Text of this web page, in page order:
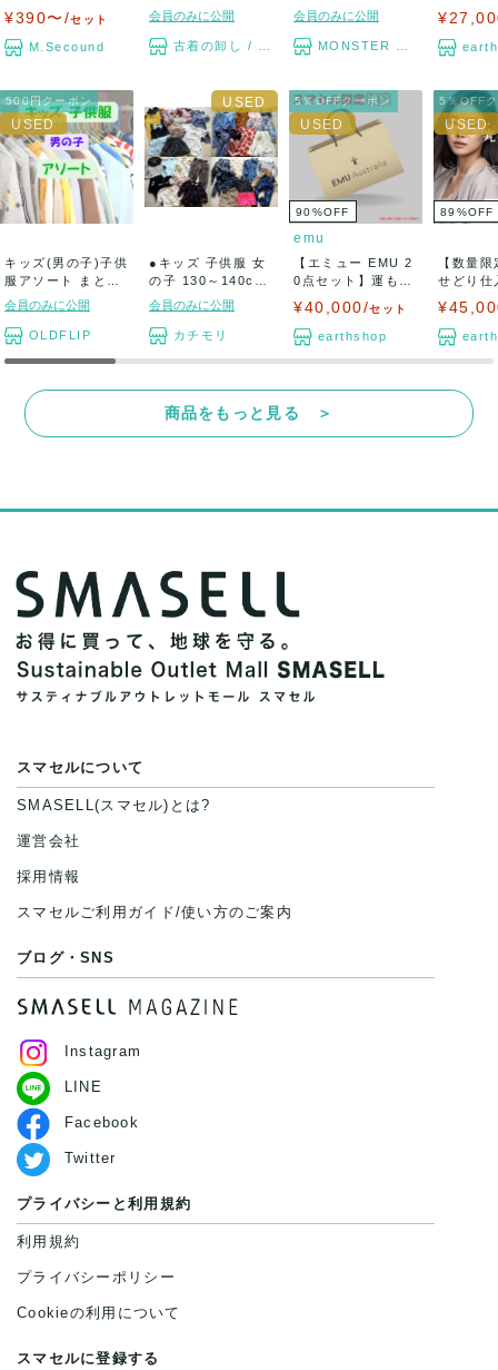
¥390〜/セット
M.Secound
/ 原価ギ...
会員のみに公開
古着の卸し / 無色透明
ト まとめ売り
会員のみに公開
MONSTER TYM
販...
500円クーポン
キッズ(男の子)子供
服アソート まとめ
売り 古着...
会員のみに公開
OLDFLIP
●キッズ 子供服 女
の子 130～140cm
サイズ...
会員のみに公開
カチモリ
5％OFFクーポン
90%OFF
emu
【エミュー EMU 2
0点セット】運も福
¥40,000/セット
earthshop
5％OFF
89 %OFF
【数量
せどり仕
販...
商品をもっと見る ＞
スマセルについて
SMASELL(スマセル)とは?
運営会社
採用情報
スマセルご利用ガイド/使い方のご案内
ブログ・SNS
Instagram
LINE
Facebook
Twitter
プライバシーと利用規約
利用規約
プライバシーポリシー
Cookieの利用について
スマセルに登録する